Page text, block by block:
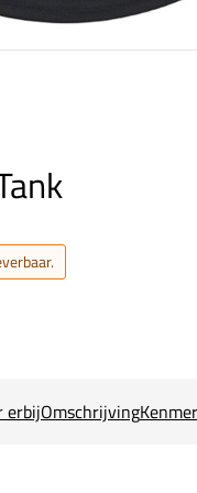
erbijOmschrijving